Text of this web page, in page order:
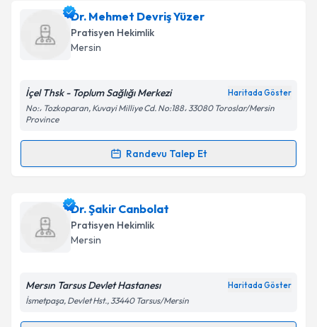
Takvim Talebini Gönder
Uzm. Dr. Tahir Emeniçin randevu takvimi talebi
oluşturun. Size bu uzmandan randevu almanız için bir
takvim hazırlandığında e-posta ile bilgilendireceğiz.
Kişisel verilerimin işlenmesine ilişkinAydınlatma
'ni okudum ve kişisel verilerimin belirtilen
kapsamda işlenmesini kabul ediyorum.
Takvim Talebini Gönder
Dr. Mehmet Devriş Yüzer
Pratisyen Hekimlik
Mersin
İçel Thsk - Toplum Sağlığı Merkezi Haritada Göster
No:، Tozkoparan, Kuvayi Milliye Cd. No:188، 33080 Toroslar/Mersin
Province
Randevu Talep Et
Randevu Takvimi Talebi
Dr. Mehmet Devriş Yüzer
oluşturun. Size bu uzmandan randevu almanız için bir
takvim hazırlandığında e-posta ile bilgilendireceğiz.
Dr. Şakir Canbolat
Pratisyen Hekimlik
Mersin
Mersın Tarsus Devlet Hastanesı Haritada Göster
İsmetpaşa, Devlet Hst., 33440 Tarsus/Mersin